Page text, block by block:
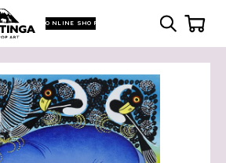
ONLINE SHOP